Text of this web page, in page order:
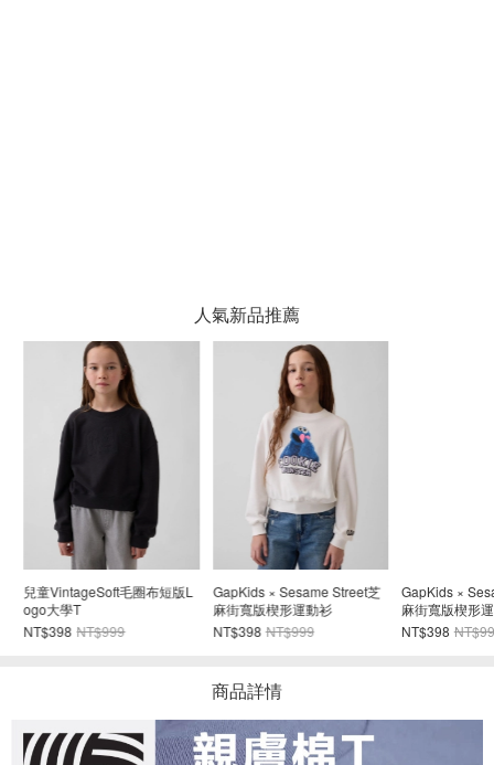
人氣新品推薦
兒童VintageSoft毛圈布短版L
ogo大學T
NT$398 NT$999
GapKids × Sesame Street芝
麻街寬版楔形運動衫
NT$398 NT$999
GapKids ×
麻街寬版楔形運
NT$398
商品詳情